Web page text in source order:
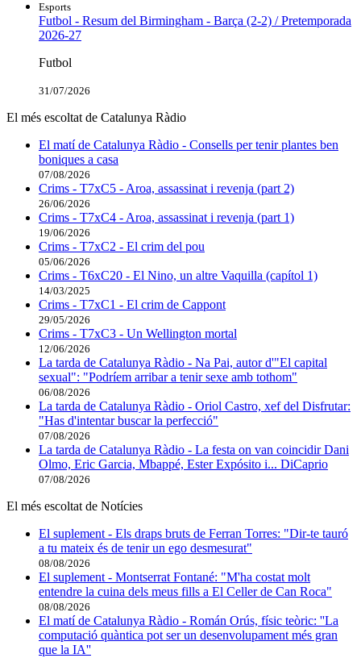
Esports
Futbol - Resum del Birmingham - Barça (2-2) / Pretemporada
2026-27
Futbol
31/07/2026
El més escoltat de Catalunya Ràdio
El matí de Catalunya Ràdio - Consells per tenir plantes ben
boniques a casa
07/08/2026
Crims - T7xC5 - Aroa, assassinat i revenja (part 2)
26/06/2026
Crims - T7xC4 - Aroa, assassinat i revenja (part 1)
19/06/2026
Crims - T7xC2 - El crim del pou
05/06/2026
Crims - T6xC20 - El Nino, un altre Vaquilla (capítol 1)
14/03/2025
Crims - T7xC1 - El crim de Cappont
29/05/2026
Crims - T7xC3 - Un Wellington mortal
12/06/2026
La tarda de Catalunya Ràdio - Na Pai, autor d'"El capital
sexual": "Podríem arribar a tenir sexe amb tothom"
06/08/2026
La tarda de Catalunya Ràdio - Oriol Castro, xef del Disfrutar:
"Has d'intentar buscar la perfecció"
07/08/2026
La tarda de Catalunya Ràdio - La festa on van coincidir Dani
Olmo, Eric Garcia, Mbappé, Ester Expósito i... DiCaprio
07/08/2026
El més escoltat de Notícies
El suplement - Els draps bruts de Ferran Torres: "Dir-te tauró
a tu mateix és de tenir un ego desmesurat"
08/08/2026
El suplement - Montserrat Fontané: "M'ha costat molt
entendre la cuina dels meus fills a El Celler de Can Roca"
08/08/2026
El matí de Catalunya Ràdio - Román Orús, físic teòric: ''La
computació quàntica pot ser un desenvolupament més gran
que la IA''